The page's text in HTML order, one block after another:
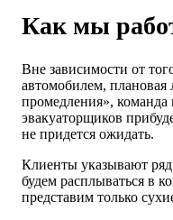
Как мы
Вне зависимости от
автомобилем, плановая
промедления»,
эвакуаторщиков
не придется ожидать.
Клиенты указывают
будем расплываться в
представим только